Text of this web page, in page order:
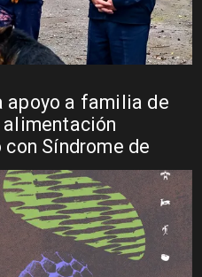
apoyo a familia de
alimentación
Síndrome de